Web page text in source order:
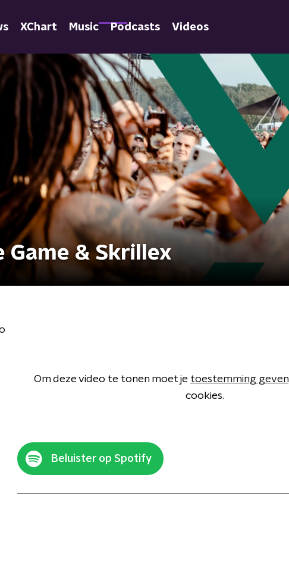
XChart Music Podcasts Videos
Game & Skrillex
Om deze video te tonen moet je toestemming geven
cookies.
Beluister op Spotify